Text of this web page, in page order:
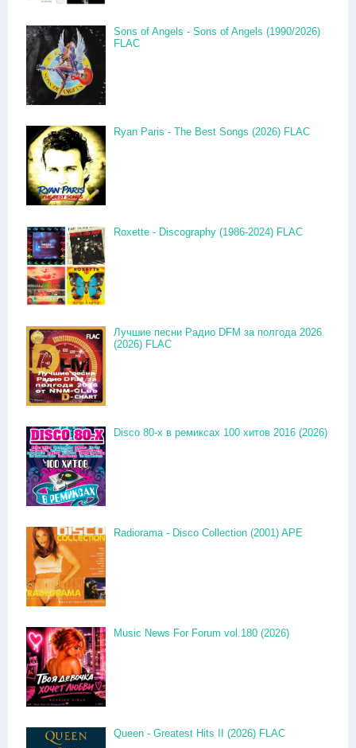
Sons of Angels - Sons of Angels (1990/2026)
FLAC
Ryan Paris - The Best Songs (2026) FLAC
Roxette - Discography (1986-2024) FLAC
Лучшие песни Радио DFM за полгода 2026
(2026) FLAC
Disco 80-x в ремиксах 100 хитов 2016 (2026)
Radiorama - Disco Collection (2001) APE
Music News For Forum vol.180 (2026)
Queen - Greatest Hits II (2026) FLAC